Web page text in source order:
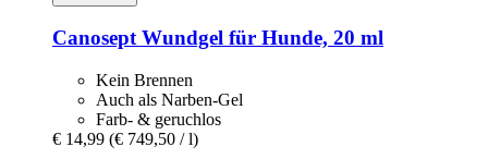
CanoseptWundgel für Hunde, 20 ml
Kein Brennen
Auch als Narben-Gel
Farb- & geruchlos
€ 14,99 (€ 749,50 / l)